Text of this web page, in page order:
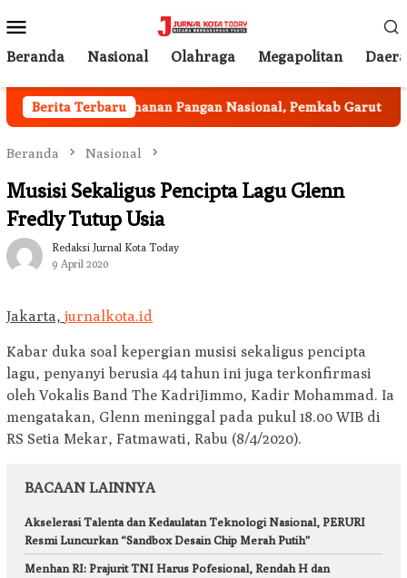
ke
kontenMobile
Beranda Nasional Olahraga Megapolitan
Berita Terbaru
Program Ketahanan Pangan Nasional, Pemkab Garut Harus
Beranda Nasional
Musisi Sekaligus Pencipta Lagu Glenn
Fredly Tutup Usia
Redaksi Jurnal Kota Today
9 April 2020
Jakarta, jurnalkota.id
Kabar duka soal kepergian musisi sekaligus pencipta
lagu, penyanyi berusia 44 tahun ini juga terkonfirmasi
oleh Vokalis Band The KadriJimmo, Kadir Mohammad. Ia
mengatakan, Glenn meninggal pada pukul 18.00 WIB di
RS Setia Mekar, Fatmawati, Rabu (8/4/2020).
BACAAN LAINNYA
Akselerasi Talenta dan Kedaulatan Teknologi Nasional, PERURI
Resmi Luncurkan “Sandbox Desain Chip Merah Putih”
Menhan RI: Prajurit TNI Harus Pofesional, Rendah H dan